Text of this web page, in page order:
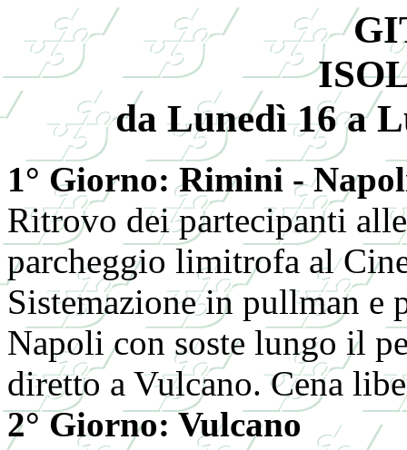
da Lunedì 16 a
1° Giorno: Rimini -
Ritrovo dei partecipanti
parcheggio limitrofa al
Sistemazione in pullman e
Napoli con soste lungo il
diretto a Vulcano. Cena
2° Giorno: Vulcano